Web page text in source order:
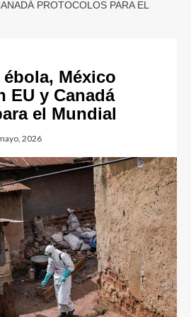
PROTOCOLOS PARA EL
México
EU y Canadá
el Mundial
2026